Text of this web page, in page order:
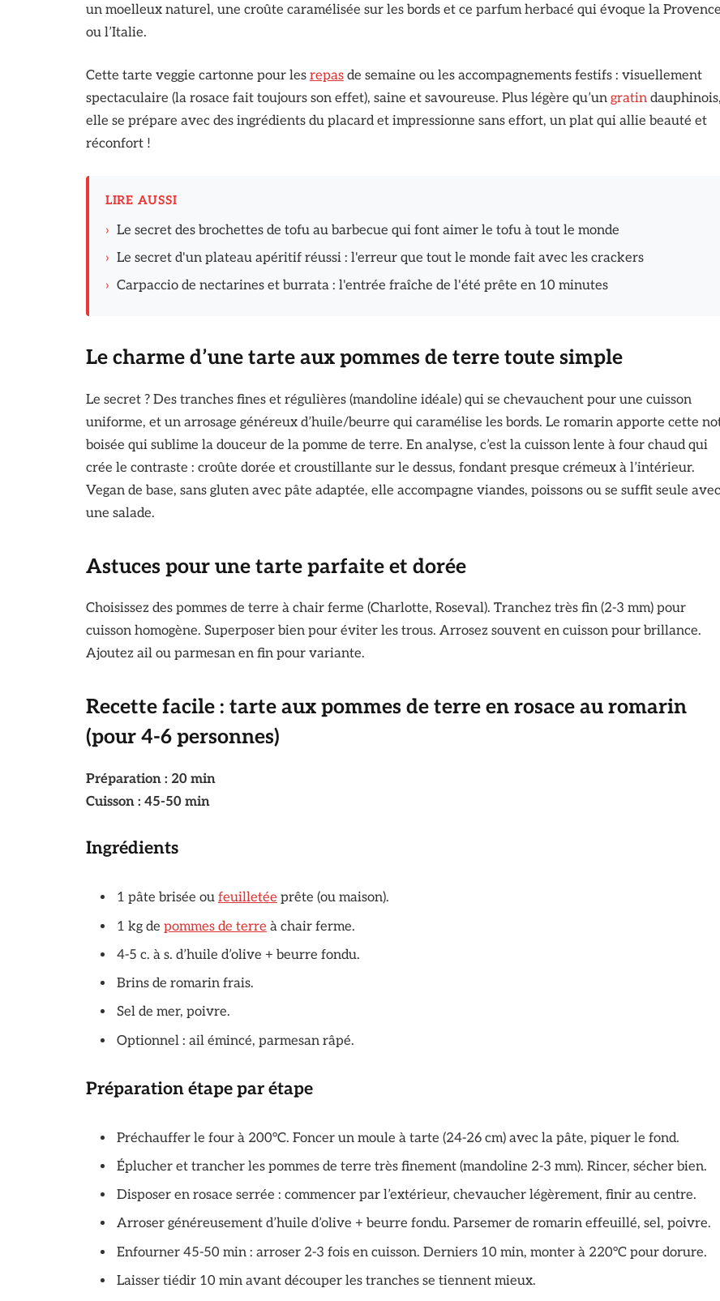
un moelleux naturel, une croûte caramélisée sur les bords et ce parfum herbacé qui évoque la Provence
ou l’Italie.
Cette tarte veggie cartonne pour les repasde semaine ou les accompagnements festifs : visuellement
spectaculaire (la rosace fait toujours son effet), saine et savoureuse. Plus légère qu’un gratindauphinois,
elle se prépare avec des ingrédients du placard et impressionne sans effort, un plat qui allie beauté et
réconfort !
LIRE AUSSI
› Le secret des brochettes de tofu au barbecue qui font aimer le tofu à tout le monde
› Le secret d'un plateau apéritif réussi : l'erreur que tout le monde fait avec les crackers
› Carpaccio de nectarines et burrata : l'entrée fraîche de l'été prête en 10 minutes
Le charme d’une tarte aux pommes de terre toute simple
Le secret ? Des tranches fines et régulières (mandoline idéale) qui se chevauchent pour une cuisson
uniforme, et un arrosage généreux d’huile/beurre qui caramélise les bords. Le romarin apporte cette
boisée qui sublime la douceur de la pomme de terre. En analyse, c’est la cuisson lente à four chaud qui
crée le contraste : croûte dorée et croustillante sur le dessus, fondant presque crémeux à l’intérieur.
Vegan de base, sans gluten avec pâte adaptée, elle accompagne viandes, poissons ou se suffit seule avec
une salade.
Astuces pour une tarte parfaite et dorée
Choisissez des pommes de terre à chair ferme (Charlotte, Roseval). Tranchez très fin (2-3 mm) pour
cuisson homogène. Superposer bien pour éviter les trous. Arrosez souvent en cuisson pour brillance.
Ajoutez ail ou parmesan en fin pour variante.
Recette facile : tarte aux pommes de terre en rosace au romarin
(pour 4-6 personnes)
Préparation : 20 min
Cuisson : 45-50 min
Ingrédients
1 pâte brisée ou feuilletée prête (ou maison).
1 kg de pommes de terre à chair ferme.
4-5 c. à s. d’huile d’olive + beurre fondu.
Brins de romarin frais.
Sel de mer, poivre.
Optionnel : ail émincé, parmesan râpé.
Préparation étape par étape
Préchauffer le four à 200°C. Foncer un moule à tarte (24-26 cm) avec la pâte, piquer le fond.
Éplucher et trancher les pommes de terre très finement (mandoline 2-3 mm). Rincer, sécher bien.
Disposer en rosace serrée : commencer par l’extérieur, chevaucher légèrement, finir au centre.
Arroser généreusement d’huile d’olive + beurre fondu. Parsemer de romarin effeuillé, sel, poivre.
Enfourner 45-50 min : arroser 2-3 fois en cuisson. Derniers 10 min, monter à 220°C pour dorure.
Laisser tiédir 10 min avant découper les tranches se tiennent mieux.